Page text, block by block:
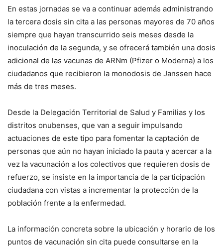
En estas jornadas se va a continuar además administrando
la tercera dosis sin cita a las personas mayores de 70 años
siempre que hayan transcurrido seis meses desde la
inoculación de la segunda, y se ofrecerá también una dosis
adicional de las vacunas de ARNm (Pfizer o Moderna) a los
ciudadanos que recibieron la monodosis de Janssen hace
más de tres meses.
Desde la Delegación Territorial de Salud y Familias y los
distritos onubenses, que van a seguir impulsando
actuaciones de este tipo para fomentar la captación de
personas que aún no hayan iniciado la pauta y acercar a la
vez la vacunación a los colectivos que requieren dosis de
refuerzo, se insiste en la importancia de la participación
ciudadana con vistas a incrementar la protección de la
población frente a la enfermedad.
La información concreta sobre la ubicación y horario de los
puntos de vacunación sin cita puede consultarse en la